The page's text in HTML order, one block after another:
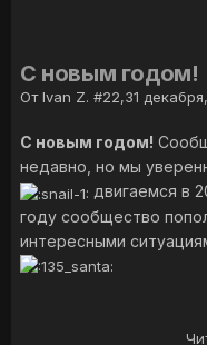
С новым годом!
ОтIvan Z. #22,31
С новым годом!
недавно, но мы
двигаемся в
году сообщество
интересными
Поздравления от